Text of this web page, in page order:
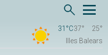
31°C37°
25°
Illes Balears